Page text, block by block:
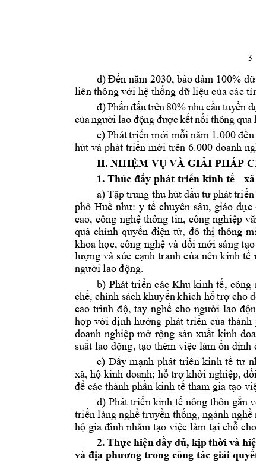
3
d) Đến năm 2030, bảo đảm 100% dữ
liên thông với hệ thống dữ liệu của các tỉnh,
đ) Phấn đấutrên 80%nhu cầu tuyển dụ
của người lao động được kết nối thông qua h
e) Phát triển mới mỗi năm 1.000 đến
hút và phát triển mới trên 6.000 doanh
II. NHIỆM VỤ VÀ GIẢI PHÁP
1. Thúc đẩy phát triển kinh tế - xã
a) Tập trung thu hút đầu tưphát triển
phố Huế như: y tế chuyên sâu, giáo dục -
cao, công nghệ thông tin, công nghiệp văn
quả chính quyền điện tử, đô thị thông
khoa học, công nghệ và đổi mới sáng tạo
lượng và sức cạnh tranh của nền kinh tế
người lao động.
b) Phát triển các Khu kinh tế, công
chế, chính sách khuyến khích hỗtrợ cho
cao trình độ, tay nghề cho người lao động
hợp với định hướng phát triển của thành
doanh nghiệp mở rộng sản xuất kinh
suất lao động, tạo thêm việc làm ổn định
c) Đẩy mạnh phát triển kinh tế tư
xã, hộ kinh doanh; hỗ trợ khởi nghiệp, đổi
để các thành phần kinh tế tham gia tạo việc
d) Phát triển kinh tế nông thôn gắn với
triển làng nghề truyền thống, ngành nghề
hộ gia đình nhằm tạo việc làm tại chỗ cho
2. Thực hiện đầy đủ, kịpthời và hiệu
và địa phương trong công tác giải quyết